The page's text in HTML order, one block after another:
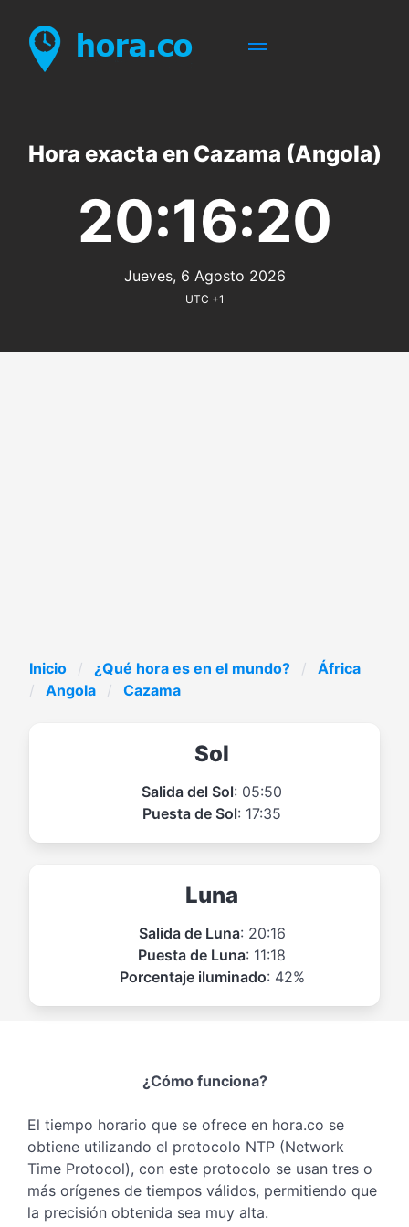
Hora exacta en Cazama (Angola)
20:16:20
Jueves, 6 Agosto 2026
UTC +1
Inicio ¿Qué hora es en el mundo?
África
Angola
Cazama
Sol
Salida del Sol: 05:50
Puesta de Sol: 17:35
Luna
Salida de Luna: 20:16
Puesta de Luna: 11:18
Porcentaje iluminado: 42%
¿Cómo funciona?
El tiempo horario que se ofrece en hora.co se
obtiene utilizando el protocolo NTP (Network
Time Protocol), con este protocolo se usan tres o
más orígenes de tiempos válidos, permitiendo que
la precisión obtenida sea muy alta.